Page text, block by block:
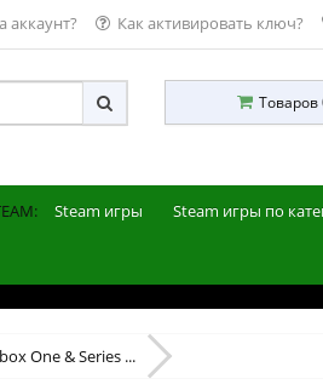
аккаунт? Как активировать ключ?
Товаров
Steam игры Steam игры по
One & Series ...